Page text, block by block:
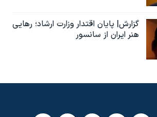
گزارش| پایان اقتدار وزارت ارشاد؛ رهایی
هنر ایران از سانسور